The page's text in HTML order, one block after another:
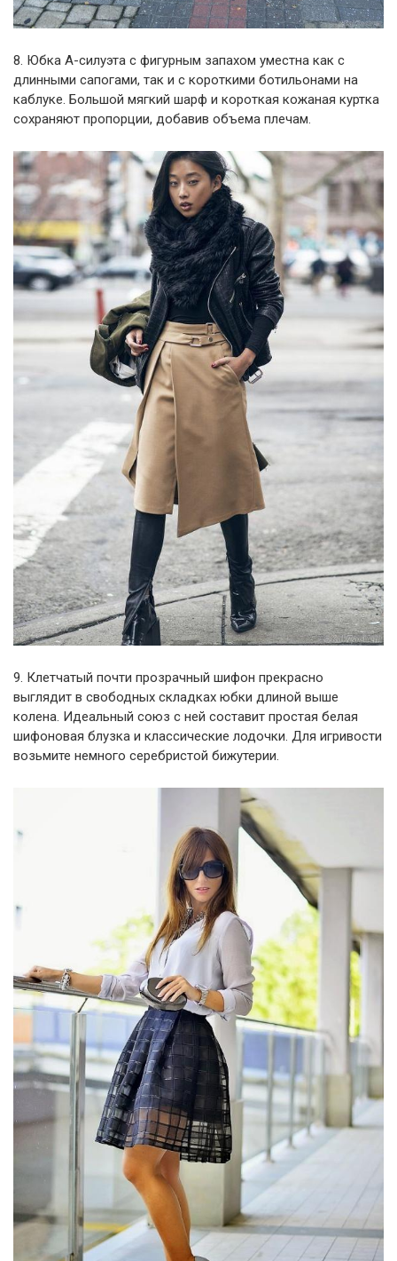
8. Юбка А-силуэта с фигурным запахом уместна как с
длинными сапогами, так и с короткими ботильонами на
каблуке. Большой мягкий шарф и короткая кожаная куртка
сохраняют пропорции, добавив объема плечам.
9. Клетчатый почти прозрачный шифон прекрасно
выглядит в свободных складках юбки длиной выше
колена. Идеальный союз с ней составит простая белая
шифоновая блузка и классические лодочки. Для игривости
возьмите немного серебристой бижутерии.